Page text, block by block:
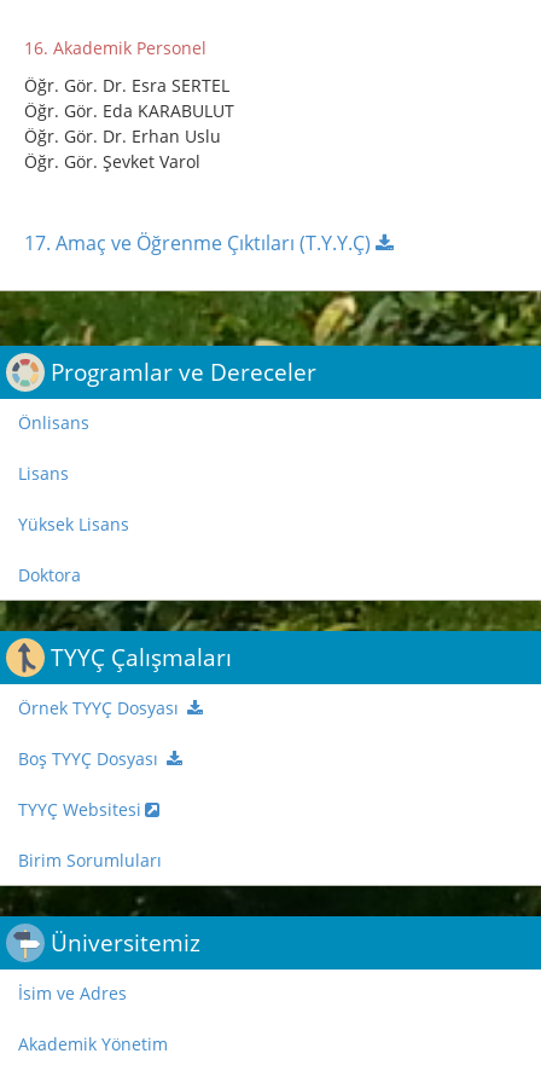
16. Akademik Personel
Öğr. Gör. Dr. Esra SERTEL
Öğr. Gör. Eda KARABULUT
Öğr. Gör. Dr. Erhan Uslu
Öğr. Gör. Şevket Varol
17. Amaç ve Öğrenme Çıktıları (T.Y.Y.Ç)
;
Programlar ve Dereceler
Önlisans
Lisans
Yüksek Lisans
Doktora
TYYÇ Çalışmaları
Örnek TYYÇ Dosyası
Boş TYYÇ Dosyası
TYYÇ Websitesi
Birim Sorumluları
Üniversitemiz
İsim ve Adres
Akademik Yönetim